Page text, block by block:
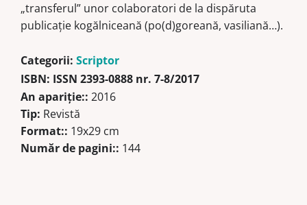
„transferul” unor colaboratori de la dispăruta
publicaţie kogălniceană (po(d)goreană, vasiliană…).
Categorii: Scriptor
ISBN: ISSN 2393-0888 nr. 7-8/2017
An apariţie:: 2016
Tip: Revistă
Format:: 19x29 cm
Număr de pagini:: 144